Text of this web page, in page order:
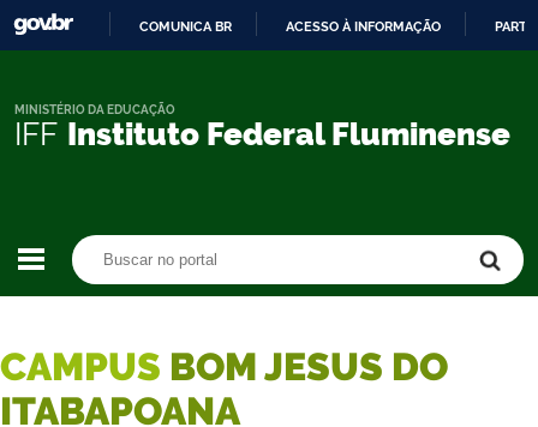
CONTEÚDO
COMUNICA BR ACESSO À INFORMAÇÃO
IFF Instituto Federal Fluminense
MINISTÉRIO DA EDUCAÇÃO
CAMPUS BOM JESUS DO
ITABAPOANA